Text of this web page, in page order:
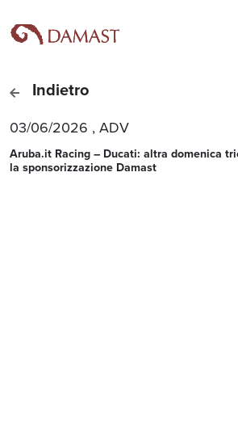
Indietro
03/06/2026 , ADV
Aruba.it Racing – Ducati: altra domenica
la sponsorizzazione Damast